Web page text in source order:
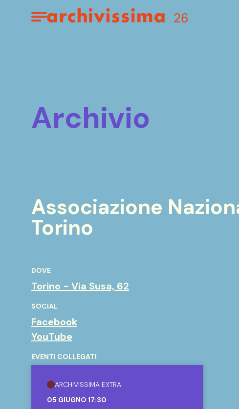
Home page
Apri il menu
archivio
Associazione
Torino
DOVE
Torino - Via Susa, 62
SOCIAL
Facebook
YouTube
EVENTI COLLEGATI
ARCHIVISSIMA EXTRA
05 GIUGNO 17:30